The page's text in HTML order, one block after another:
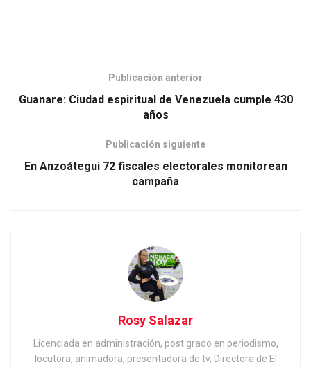
Publicación anterior
Guanare: Ciudad espiritual de Venezuela cumple 430
años
Publicación siguiente
En Anzoátegui 72 fiscales electorales monitorean
campaña
Rosy Salazar
Licenciada en administración, post grado en periodismo,
locutora, animadora, presentadora de tv, Directora de El